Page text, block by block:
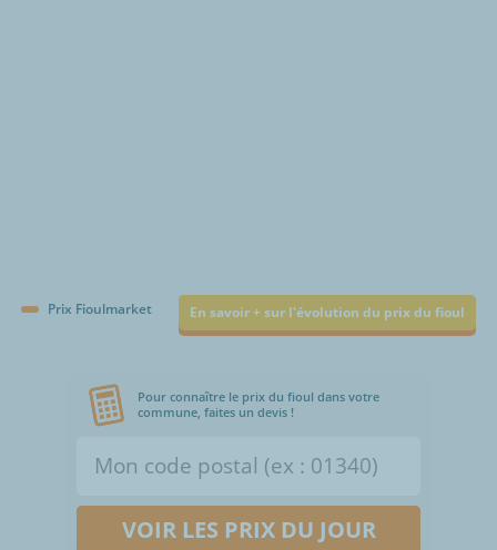
Prix Fioulmarket En savoir + sur l'évolution du prix du fioul
Pour connaître le prix du fioul dans votre
commune, faites un devis !
VOIR LES PRIX DU JOUR